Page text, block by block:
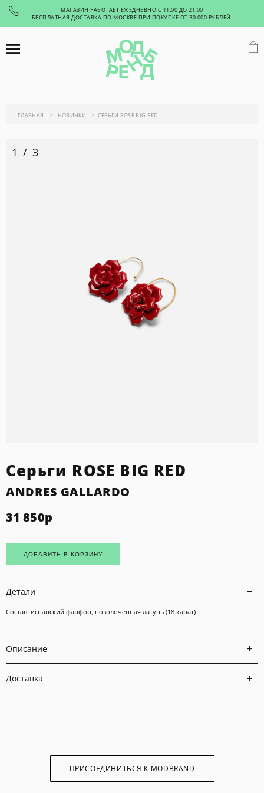
МАГАЗИН РАБОТАЕТ ЕЖЕДНЕВНО С 11:00 ДО 21:00
БЕСПЛАТНАЯ ДОСТАВКА ПО МОСКВЕ ПРИ ПОКУПКЕ ОТ 30 000 РУБЛЕЙ
ГЛАВНАЯ НОВИНКИ СЕРЬГИ ROSE BIG RED
1 / 3
Серьги ROSE BIG RED
ANDRES GALLARDO
31 850р
ДОБАВИТЬ В КОРЗИНУ
Детали
Состав: испанский фарфор, позолоченная латунь (18 карат)
Описание
Доставка
ПРИСОЕДИНИТЬСЯ К MODBRAND